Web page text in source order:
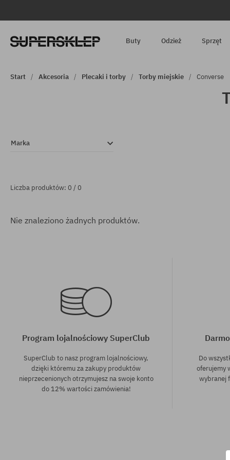
Buty Odzież Sprzęt
Start Akcesoria Plecaki i torby Torby miejskie Converse
Marka
Liczba produktów: 0 / 0
Nie znaleziono żadnych produktów.
Program lojalnościowy SuperClub
SuperClub to nasz program lojalnościowy,
dzięki któremu za zakupy produktów
nieprzecenionych otrzymujesz na swoje konto
do 12% wartości zamówienia!
Do
oferujemy
wybranej